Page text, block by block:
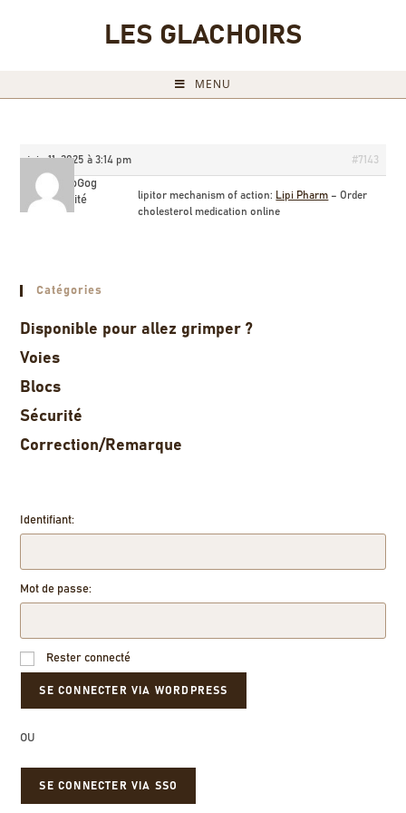
LES GLACHOIRS
MENU
juin 11, 2025 à 3:14 pm #7143
AlfonsoGog
Invité
lipitor mechanism of action: Lipi Pharm – Order
cholesterol medication online
Catégories
Disponible pour allez grimper ?
Voies
Blocs
Sécurité
Correction/Remarque
Identifiant:
Mot de passe:
Rester connecté
OU
SE CONNECTER VIA SSO